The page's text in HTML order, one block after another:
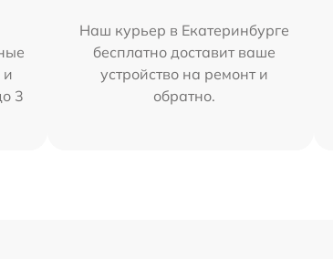
и
3
Наш курьер в Екатеринбурге
бесплатно доставит ваше
устройство на ремонт и
обратно.